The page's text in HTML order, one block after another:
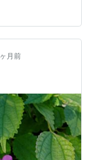
に 撮りました
す へぇ～そぉ～
の水軍 来島氏
ってきました
月前